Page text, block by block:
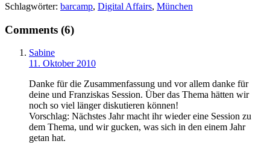
Schlagwörter: barcamp, Digital Affairs, München
Comments (6)
Sabine
11. Oktober 2010
Danke für die Zusammenfassung und vor allem danke für
deine und Franziskas Session. Über das Thema hätten wir
noch so viel länger diskutieren können!
Vorschlag: Nächstes Jahr macht ihr wieder eine Session zu
dem Thema, und wir gucken, was sich in den einem Jahr
getan hat.